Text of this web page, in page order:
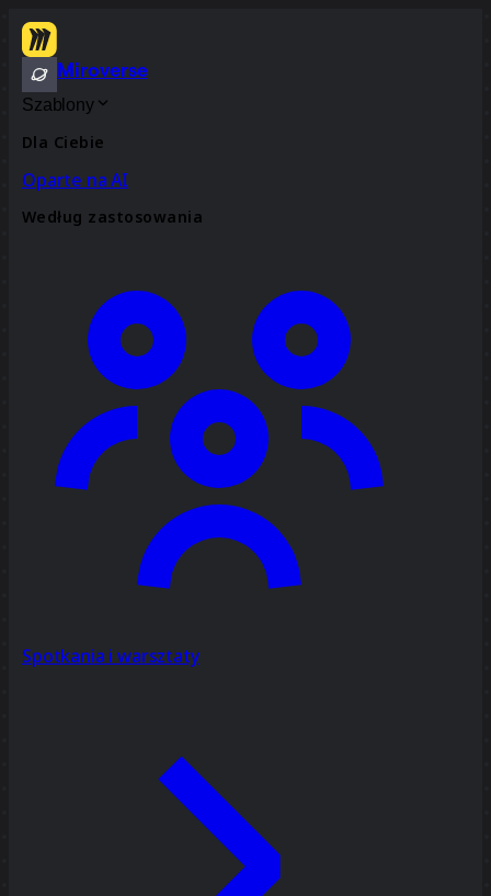
Miroverse
Szablony
Dla Ciebie
Oparte na AI
Według zastosowania
Spotkania i warsztaty